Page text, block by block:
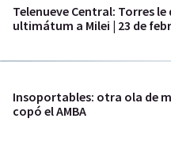
Telenueve Central: Torres le
ultimátum a Milei | 23 de
Insoportables: otra ola de
copó el AMBA